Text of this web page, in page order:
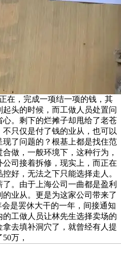
在，完成一项结一项的钱，其
头的时候，而工做人员处置问
。剩下的烂摊子却甩给了老苍
只仅是付了钱的业从，也可以
了问题的？根基上都是找住范
做，一般环境下，这种行为，
司接着拆修，现实上，而正在
好，无法之下只能选择走人。
。由于上海公司一曲都是盈利
业从。更是为这家公司带来了
是罢休大干的一年，间接通知
工做人员让林先生选择卖场的
去填补洞穴了，就曾经有人提
万，